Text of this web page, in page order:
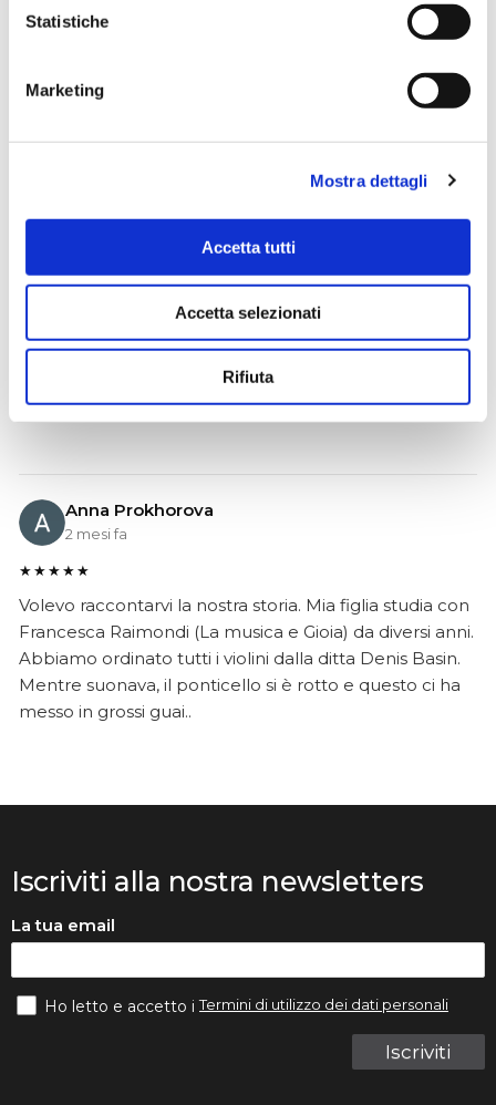
Statistiche
Marketing
Mostra dettagli
Accetta tutti
Accetta selezionati
Rifiuta
puntuale e cordiale, spedizione rapida e prodotti
effettivamente disponibili come indicato sul sito, senza
Negozio assolutamente consigliato, acqui..
4 mesi fa
Ho acquistato un Selmer Super Action 80 serie I da
Biasin e sono rimasto davvero super soddisfatto. Il sax
è arrivato in condizioni impeccabili, perfettamente
imballato e conforme alla descrizione. Il negozio si è
dimostrato serio e professionale,..
Anna Prokhorova
2 mesi fa
★★★★★
Volevo raccontarvi la nostra storia. Mia figlia studia con
Francesca Raimondi (La musica e Gioia) da diversi anni.
Abbiamo ordinato tutti i violini dalla ditta Denis Basin.
Mentre suonava, il ponticello si è rotto e questo ci ha
messo in grossi guai..
Iscriviti alla nostra newsletters
La tua email
Iscriviti
Ho letto e accetto iTermini di utilizzo dei dati personali